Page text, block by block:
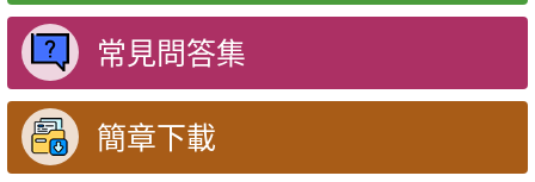
常見問答集
簡章下載